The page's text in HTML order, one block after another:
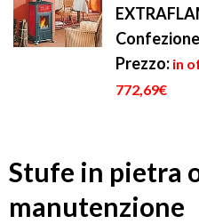
Prezzo: in
772,69€
Stufe in pietra
manutenzione